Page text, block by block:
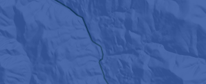
IDIOMA DEL SITIO
English
Česky